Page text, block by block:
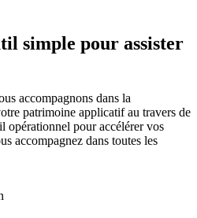
simple pour assister
accompagnons dans la
patrimoine applicatif au travers de
pour accélérer vos
accompagnez dans toutes les